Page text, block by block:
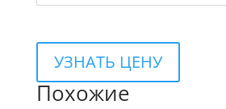
УЗНАТЬ ЦЕНУ
Похожие